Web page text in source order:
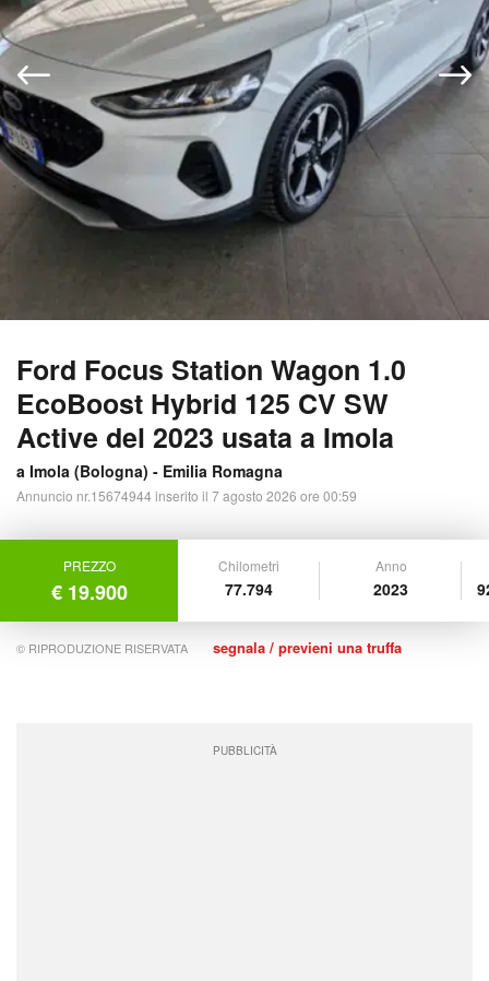
Ford Focus Station Wagon 1.0
EcoBoost Hybrid 125 CV SW
Active del 2023 usata a Imola
a Imola (Bologna) - Emilia Romagna
Annuncio nr.15674944 inserito il 7 agosto 2026 ore 00:59
PREZZO
€ 19.900
Chilometri
77.794
Anno
2023
© RIPRODUZIONE RISERVATA segnala / previeni una truffa
PUBBLICITÀ